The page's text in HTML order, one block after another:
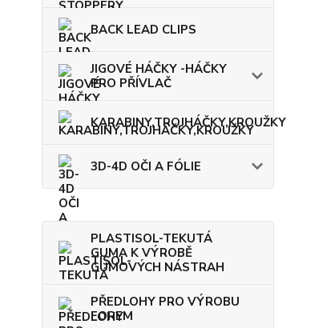
BACK LEAD CLIPS
JIGOVÉ HÁČKY -HÁČKY
PRO PŘÍVLAČ
KARABINY,TROJHÁČKY,KROUŽKY
3D-4D OČI A FÓLIE
PLASTISOL-TEKUTÁ
GUMA K VÝROBĚ
GUMOVÝCH NÁSTRAH
PŘEDLOHY PRO VÝROBU
FOREM